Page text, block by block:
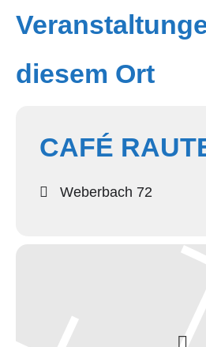
diesem Ort
CAFÉ
Weberbach 72